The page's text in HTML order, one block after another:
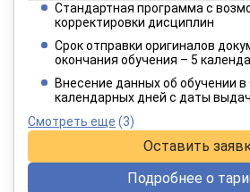
3 849
При оплате в рассрочку на
Стандартная программа с
корректировки дисциплин
Срок отправки оригиналов
окончания обучения – 5
Внесение данных об обучении
календарных дней с даты
Смотреть еще (3)
Оставить
Подробнее о